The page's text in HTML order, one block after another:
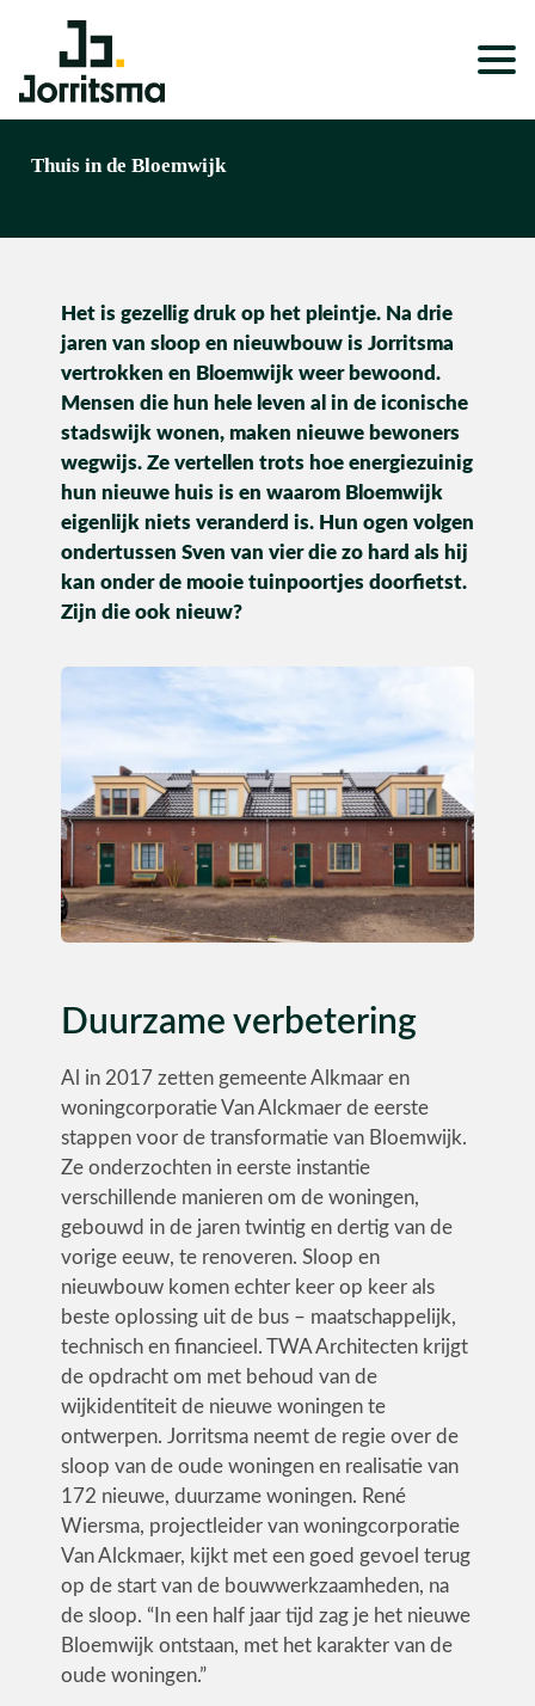
Expertises
Nieuws
Over ons
Werken bij
Wonen
Utiliteit
CONTACT
Thuis in de Bloemwijk
Het is gezellig druk op het pleintje. Na drie
jaren van sloop en nieuwbouw is Jorritsma
vertrokken en Bloemwijk weer bewoond.
Mensen die hun hele leven al in de iconische
stadswijk wonen, maken nieuwe bewoners
wegwijs. Ze vertellen trots hoe energiezuinig
hun nieuwe huis is en waarom Bloemwijk
eigenlijk niets veranderd is. Hun ogen volgen
ondertussen Sven van vier die zo hard als hij
kan onder de mooie tuinpoortjes doorfietst.
Zijn die ook nieuw?
Duurzame verbetering
Al in 2017 zetten gemeente Alkmaar en
woningcorporatie Van Alckmaer de eerste
stappen voor de transformatie van Bloemwijk.
Ze onderzochten in eerste instantie
verschillende manieren om de woningen,
gebouwd in de jaren twintig en dertig van de
vorige eeuw, te renoveren. Sloop en
nieuwbouw komen echter keer op keer als
beste oplossing uit de bus – maatschappelijk,
technisch en financieel. TWA Architecten krijgt
de opdracht om met behoud van de
wijkidentiteit de nieuwe woningen te
ontwerpen. Jorritsma neemt de regie over de
sloop van de oude woningen en realisatie van
172 nieuwe, duurzame woningen. René
Wiersma, projectleider van woningcorporatie
Van Alckmaer, kijkt met een goed gevoel terug
op de start van de bouwwerkzaamheden, na
de sloop. “In een half jaar tijd zag je het nieuwe
Bloemwijk ontstaan, met het karakter van de
oude woningen.”